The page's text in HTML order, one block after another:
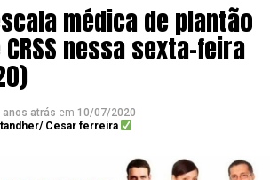
médica de plantão
CRSS nessa sexta-feira
anos atrás em 10/07/2020
Cesar ferreira